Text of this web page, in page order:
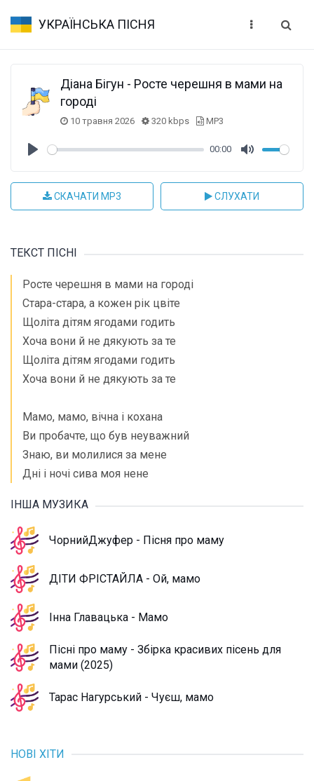
УКРАЇНСЬКА ПІСНЯ
Діана Бігун - Росте черешня в мами на
городі
10 травня 2026 320 kbps MP3
00:00
СКАЧАТИ MP3 СЛУХАТИ
ТЕКСТ ПІСНІ
Росте черешня в мами на городі
Стара-стара, а кожен рік цвіте
Щоліта дітям ягодами годить
Хоча вони й не дякують за те
Щоліта дітям ягодами годить
Хоча вони й не дякують за те
Мамо, мамо, вічна і кохана
Ви пробачте, що був неуважний
Знаю, ви молилися за мене
Дні і ночі сива моя нене
ІНША МУЗИКА
ЧорнийДжуфер - Пісня про маму
ДІТИ ФРІСТАЙЛА - Ой, мамо
Інна Главацька - Мамо
Пісні про маму - Збірка красивих пісень для
мами (2025)
Тарас Нагурський - Чуєш, мамо
НОВІ ХІТИ